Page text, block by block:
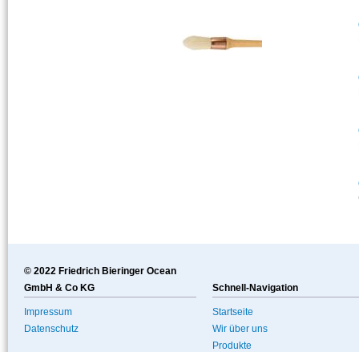
© 2022 Friedrich Bieringer Ocean
GmbH & Co KG
Impressum
Datenschutz
Schnell-Navigation
Startseite
Wir über uns
Produkte